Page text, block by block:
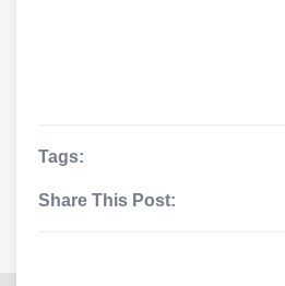
Tags:
Share This Post: